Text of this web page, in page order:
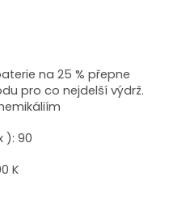
na 25 % přepne
pro co nejdelší výdrž.
): 90
K